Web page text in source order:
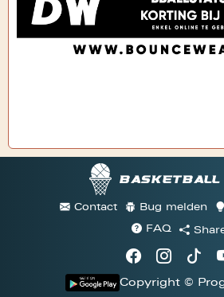
Contact Bug melden
FAQ
Copyright ©